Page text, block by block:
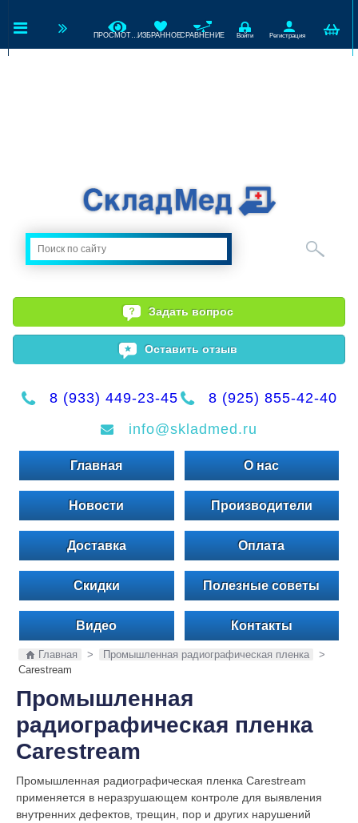
ПРОСМОТРЕННЫЕ ИЗБРАННОЕСРАВНЕНИЕ Войти Регистрация
Задать вопрос
Оставить отзыв
8 (933) 449-23-45
8 (925) 855-42-40
info@skladmed.ru
Главная О нас
Новости Производители
Доставка Оплата
Скидки Полезные советы
Видео Контакты
Главная > Промышленная радиографическая пленка
>
Carestream
Промышленная
радиографическая пленка
Carestream
Промышленная радиографическая пленка Carestream
применяется в неразрушающем контроле для выявления
внутренних дефектов, трещин, пор и других нарушений